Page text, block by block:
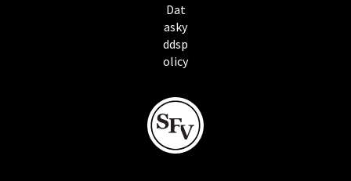
Dat
asky
ddsp
olicy